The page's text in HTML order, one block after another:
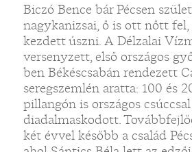
Biczó Bence bár Pécsen
nagykanizsai, ő is ott nőtt fel,
kezdett úszni. A Délzalai
versenyzett, első országos
ben Békéscsabán rendezett
seregszemlén aratta: 100 és
pillangón is országos csúccsal
diadalmaskodott.
két évvel később a család